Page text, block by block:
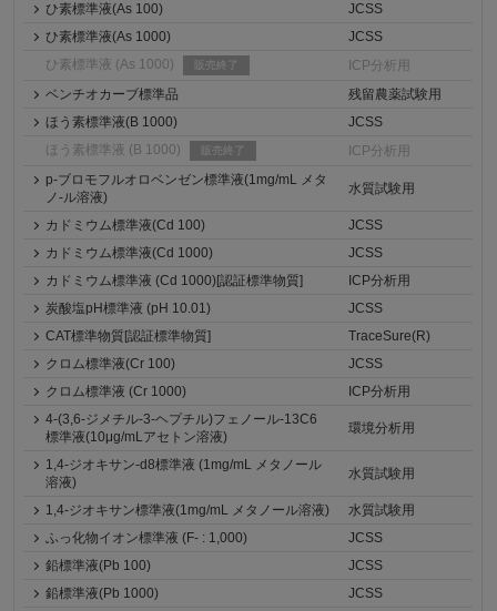
ひ素標準液(As 100)
JCSS
ひ素標準液(As 1000)
JCSS
ひ素標準液 (As 1000)
販売終了
ICP分析用
ベンチオカーブ標準品
残留農薬試験用
ほう素標準液(B 1000)
JCSS
ほう素標準液 (B 1000)
販売終了
ICP分析用
p-ブロモフルオロベンゼン標準液(1mg/mL メタ
ノ-ル溶液)
水質試験用
カドミウム標準液(Cd 100)
JCSS
カドミウム標準液(Cd 1000)
JCSS
カドミウム標準液 (Cd 1000)[認証標準物質]
ICP分析用
炭酸塩pH標準液 (pH 10.01)
JCSS
CAT標準物質[認証標準物質]
TraceSure(R)
クロム標準液(Cr 100)
JCSS
クロム標準液 (Cr 1000)
ICP分析用
4-(3,6-ジメチル-3-ヘプチル)フェノール-13C6
標準液(10μg/mLアセトン溶液)
環境分析用
1,4-ジオキサン-d8標準液 (1mg/mL メタノール
溶液)
水質試験用
1,4-ジオキサン標準液(1mg/mL メタノール溶液)
水質試験用
ふっ化物イオン標準液 (F- : 1,000)
JCSS
鉛標準液(Pb 100)
JCSS
鉛標準液(Pb 1000)
JCSS